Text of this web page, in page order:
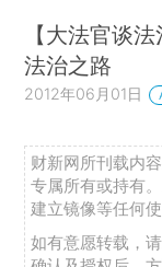
【大法官谈
法治之路
2012年06月01日
财新网所刊载内
专属所有或持有
建立镜像等任何使
如有意愿转载，